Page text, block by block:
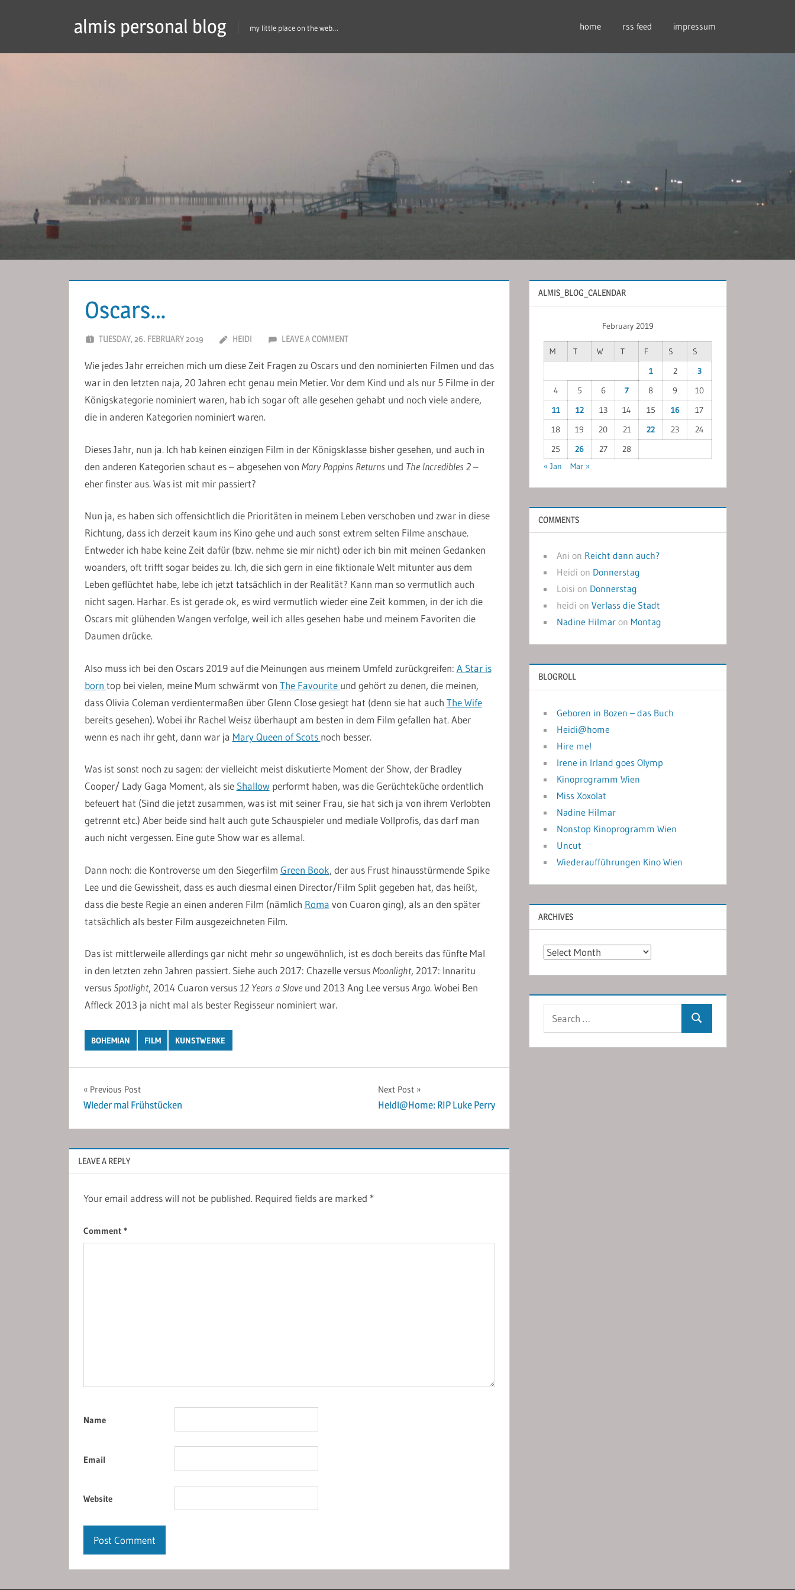
almis personal blog my little place on the web… home rss feed impressum
Oscars…
TUESDAY, 26. FEBRUARY 2019 HEIDI LEAVE A COMMENT
Wie jedes Jahr erreichen mich um diese Zeit Fragen zu Oscars und den nominierten Filmen und das
war in den letzten naja, 20 Jahren echt genau mein Metier. Vor dem Kind und als nur 5 Filme in der
Königskategorie nominiert waren, hab ich sogar oft alle gesehen gehabt und noch viele andere,
die in anderen Kategorien nominiert waren.
Dieses Jahr, nun ja. Ich hab keinen einzigen Film in der Königsklasse bisher gesehen, und auch in
den anderen Kategorien schaut es – abgesehen von Mary Poppins Returns und The Incredibles 2–
eher finster aus. Was ist mit mir passiert?
Nun ja, es haben sich offensichtlich die Prioritäten in meinem Leben verschoben und zwar in diese
Richtung, dass ich derzeit kaum ins Kino gehe und auch sonst extrem selten Filme anschaue.
Entweder ich habe keine Zeit dafür (bzw. nehme sie mir nicht) oder ich bin mit meinen Gedanken
woanders, oft trifft sogar beides zu. Ich, die sich gern in eine fiktionale Welt mitunter aus dem
Leben geflüchtet habe, lebe ich jetzt tatsächlich in der Realität? Kann man so vermutlich auch
nicht sagen. Harhar. Es ist gerade ok, es wird vermutlich wieder eine Zeit kommen, in der ich die
Oscars mit glühenden Wangen verfolge, weil ich alles gesehen habe und meinem Favoriten die
Daumen drücke.
Also muss ich bei den Oscars 2019 auf die Meinungen aus meinem Umfeld zurückgreifen: A Star is
born top bei vielen, meine Mum schwärmt von The Favourite und gehört zu denen, die meinen,
dass Olivia Coleman verdientermaßen über Glenn Close gesiegt hat (denn sie hat auch The Wife
bereits gesehen). Wobei ihr Rachel Weisz überhaupt am besten in dem Film gefallen hat. Aber
wenn es nach ihr geht, dann war ja Mary Queen of Scots noch besser.
Was ist sonst noch zu sagen: der vielleicht meist diskutierte Moment der Show, der Bradley
Cooper/ Lady Gaga Moment, als sie Shallowperformt haben, was die Gerüchteküche ordentlich
befeuert hat (Sind die jetzt zusammen, was ist mit seiner Frau, sie hat sich ja von ihrem Verlobten
getrennt etc.) Aber beide sind halt auch gute Schauspieler und mediale Vollprofis, das darf man
auch nicht vergessen. Eine gute Show war es allemal.
Dann noch: die Kontroverse um den Siegerfilm Green Book, der aus Frust hinausstürmende Spike
Lee und die Gewissheit, dass es auch diesmal einen Director/Film Split gegeben hat, das heißt,
dass die beste Regie an einen anderen Film (nämlich Roma von Cuaron ging), als an den später
tatsächlich als bester Film ausgezeichneten Film.
Das ist mittlerweile allerdings gar nicht mehr soungewöhnlich, ist es doch bereits das fünfte Mal
in den letzten zehn Jahren passiert. Siehe auch 2017: Chazelle versusMoonlight, 2017: Innaritu
versusSpotlight, 2014 Cuaron versus 12 Years a Slaveund 2013 Ang Lee versusArgo. Wobei Ben
Affleck 2013 ja nicht mal als bester Regisseur nominiert war.
BOHEMIAN FILM KUNSTWERKE
Post
navigation
Previous Post
Wieder mal Frühstücken
Next Post
Heidi@Home: RIP Luke Perry
LEAVE A REPLY
Your email address will not be published. Required fields are marked *
Comment *
Name
Email
Website
ALMIS_BLOG_CALENDAR
February 2019
M T W T F S
S
1
2
3
4
5 6 7 8 9
10
11
12 13 14 15 16
17
18
19 20 21 22 23
24
25
26 27
28
« Jan
Mar »
COMMENTS
Ani on Reicht dann auch?
Heidi on Donnerstag
Loisi on Donnerstag
heidi onVerlass die Stadt
Nadine Hilmar onMontag
BLOGROLL
Geboren in Bozen – das Buch
Heidi@home
Hire me!
Irene in Irland goes Olymp
Kinoprogramm Wien
Miss Xoxolat
Nadine Hilmar
Nonstop Kinoprogramm Wien
Uncut
Wiederaufführungen Kino Wien
ARCHIVES
Archives
Search